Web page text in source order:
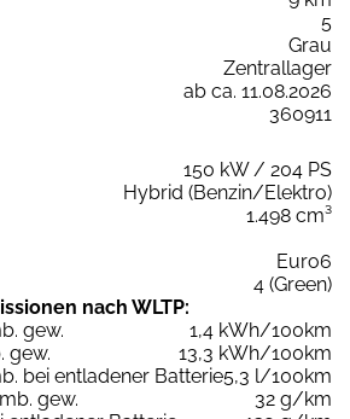
5
Grau
Zentrallager
ab ca. 11.08.2026
360911
150 kW / 204 PS
Hybrid (Benzin/Elektro)
1.498 cm³
Euro6
4 (Green)
nach WLTP:
gew.
1,4 kWh/100km
gew.
13,3 kWh/100km
bei entladener Batterie5,3 l/100km
gew.
32 g/km